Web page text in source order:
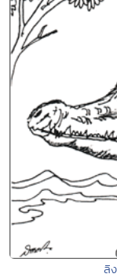
ลิ